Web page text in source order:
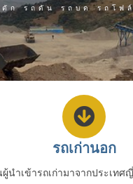
ตัก รถดัน รถบด รถโฟ
รถเก่านอก
ผู้นำเข้ารถเก่ามาจากประเทศ